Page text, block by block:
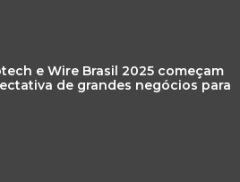
e Wire Brasil 2025 começam
de grandes negócios para